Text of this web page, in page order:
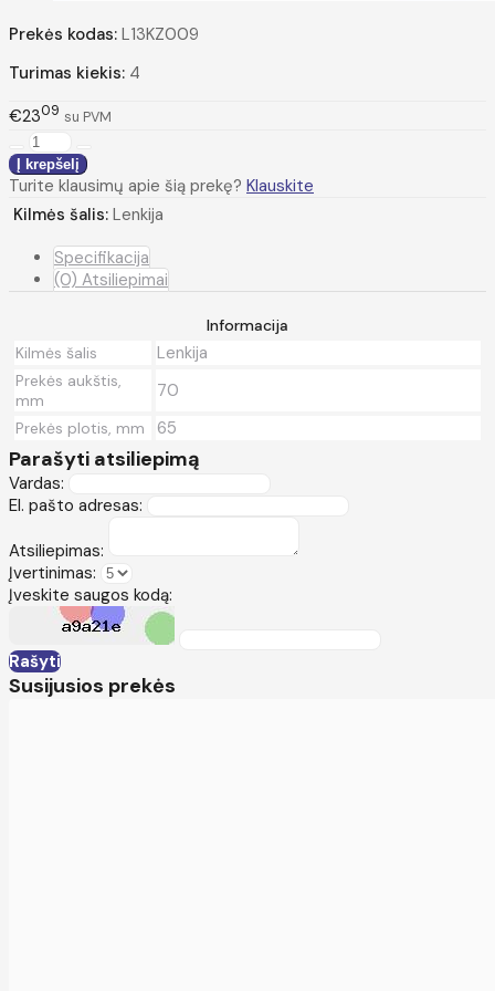
Prekės kodas: L13KZ009
Turimas kiekis: 4
€2309 su PVM
Turite klausimų apie šią prekę? Klauskite
Kilmės šalis: Lenkija
Specifikacija
(0) Atsiliepimai
Informacija
Kilmės šalis
Lenkija
Prekės aukštis,
mm
70
Prekės plotis, mm 65
Parašyti atsiliepimą
Vardas:
El. pašto adresas:
Atsiliepimas:
Įvertinimas:
Įveskite saugos kodą:
Rašyti
Susijusios prekės